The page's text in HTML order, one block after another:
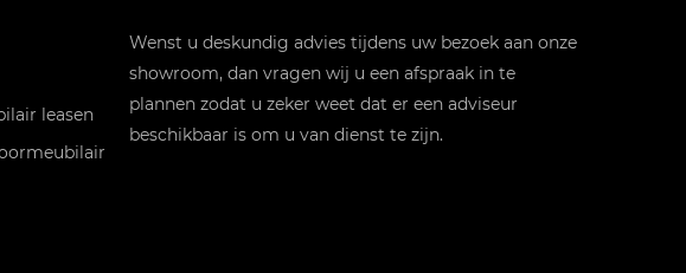
leasen
Wenst u deskundig advies tijdens uw bezoek aan onze
showroom, dan vragen wij u een afspraak in te
plannen zodat u zeker weet dat er een adviseur
beschikbaar is om u van dienst te zijn.